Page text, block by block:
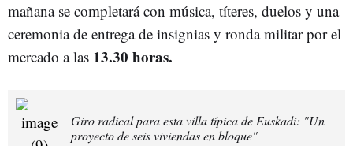
mañana se completará con música, títeres, duelos y una
ceremonia de entrega de insignias y ronda militar por el
mercado a las 13.30 horas.
Giro radical para esta villa típica de Euskadi: "Un
proyecto de seis viviendas en bloque"